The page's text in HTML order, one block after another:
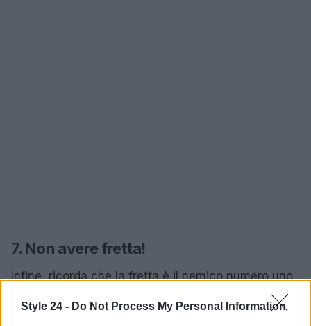
Style 24 - Do Not Process My Personal Information
7. Non avere fretta!
Infine, ricorda che la fretta è il nemico numero uno
sembra imperdibile, prenditi il tuo tempo per